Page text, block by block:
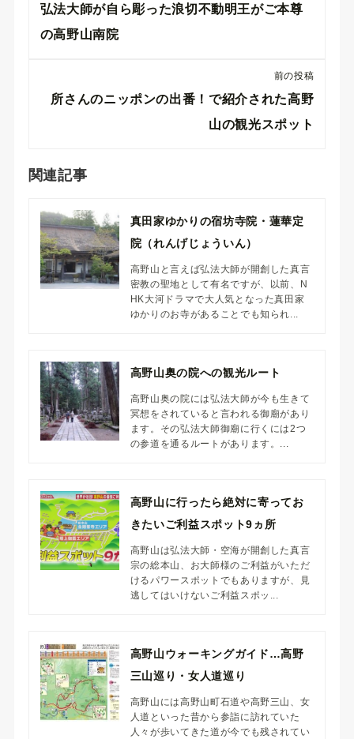
弘法大師が自ら彫った浪切不動明王がご本尊
の高野山南院
前の投稿
所さんのニッポンの出番！で紹介された高野
山の観光スポット
関連記事
真田家ゆかりの宿坊寺院・蓮華定
院（れんげじょういん）
高野山と言えば弘法大師が開創した真言
密教の聖地として有名ですが、以前、N
HK大河ドラマで大人気となった真田家
ゆかりのお寺があることでも知られ...
高野山奥の院への観光ルート
高野山奥の院には弘法大師が今も生きて
冥想をされていると言われる御廟があり
ます。その弘法大師御廟に行くには2つ
の参道を通るルートがあります。...
高野山に行ったら絶対に寄ってお
きたいご利益スポット9ヵ所
高野山は弘法大師・空海が開創した真言
宗の総本山、お大師様のご利益がいただ
けるパワースポットでもありますが、見
逃してはいけないご利益スポッ...
高野山ウォーキングガイド…高野
三山巡り・女人道巡り
高野山には高野山町石道や高野三山、女
人道といった昔から参詣に訪れていた
人々が歩いてきた道が今でも残されてい